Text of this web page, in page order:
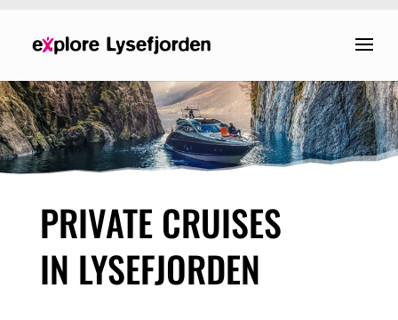
PRIVATE CRUISES
IN LYSEFJORDEN